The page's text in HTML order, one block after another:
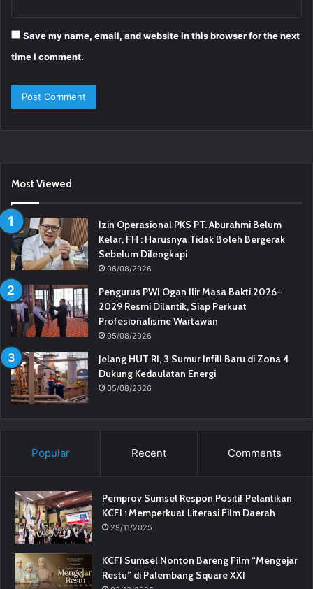
Save my name, email, and website in this browser for the next
time I comment.
Most Viewed
Izin Operasional PKS PT. Aburahmi Belum
Kelar, FH : Harusnya Tidak Boleh Bergerak
Sebelum Dilengkapi
06/08/2026
Pengurus PWI Ogan Ilir Masa Bakti 2026–
2029 Resmi Dilantik, Siap Perkuat
Profesionalisme Wartawan
05/08/2026
Jelang HUT RI, 3 Sumur Infill Baru di Zona 4
Dukung Kedaulatan Energi
05/08/2026
Popular Recent Comments
Pemprov Sumsel Respon Positif Pelantikan
KCFI : Memperkuat Literasi Film Daerah
29/11/2025
KCFI Sumsel Nonton Bareng Film “Mengejar
Restu” di Palembang Square XXI